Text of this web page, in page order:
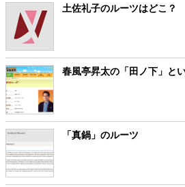
土佐礼子のルーツはどこ？
春風亭昇太の「田ノ下」と
「真鍋」のルーツ